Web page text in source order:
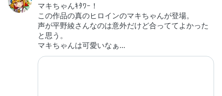
マキちゃんｷﾀﾜｰ！
この作品の真のヒロインのマキちゃんが登場。
声が平野綾さんなのは意外だけど合っててよかった
と思う。
マキちゃんは可愛いなぁ…